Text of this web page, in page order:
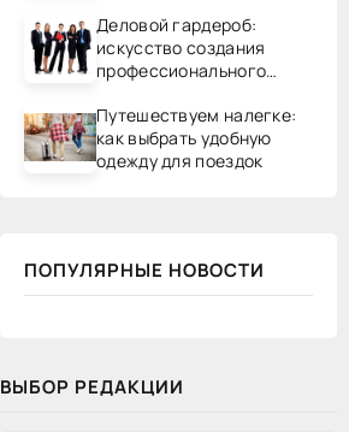
Деловой гардероб:
искусство создания
профессионального
Путешествуем налегке:
как выбрать удобную
одежду для поездок
ПОПУЛЯРНЫЕ НОВОСТИ
ВЫБОР РЕДАКЦИИ